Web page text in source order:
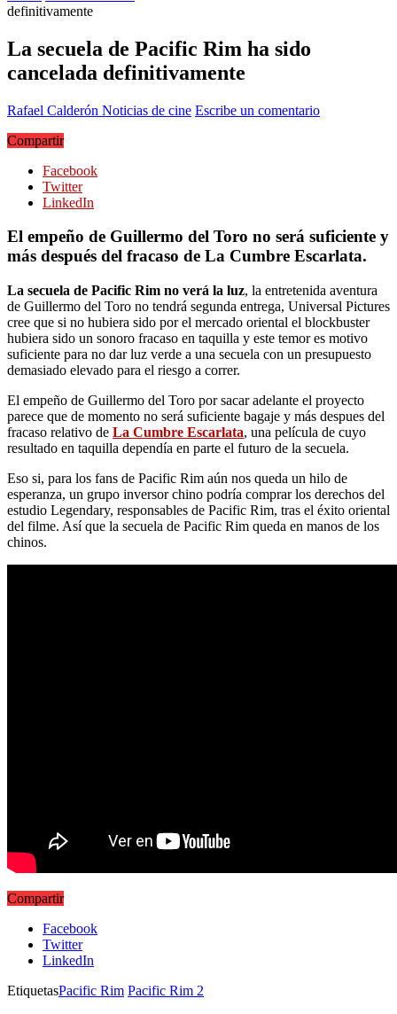
definitivamente
La secuela de Pacific Rim ha sido
cancelada definitivamente
Rafael Calderón Noticias de cine Escribe un comentario
Compartir
Facebook
Twitter
LinkedIn
El empeño de Guillermo del Toro no será suficiente y
más después del fracaso de La Cumbre Escarlata.
La secuela de Pacific Rim no verá la luz, la entretenida aventura
de Guillermo del Toro no tendrá segunda entrega, Universal Pictures
cree que si no hubiera sido por el mercado oriental el blockbuster
hubiera sido un sonoro fracaso en taquilla y este temor es motivo
suficiente para no dar luz verde a una secuela con un presupuesto
demasiado elevado para el riesgo a correr.
El empeño de Guillermo del Toro por sacar adelante el proyecto
parece que de momento no será suficiente bagaje y más despues del
fracaso relativo de La Cumbre Escarlata, una película de cuyo
resultado en taquilla dependía en parte el futuro de la secuela.
Eso si, para los fans de Pacific Rim aún nos queda un hilo de
esperanza, un grupo inversor chino podría comprar los derechos del
estudio Legendary, responsables de Pacific Rim, tras el éxito oriental
del filme. Así que la secuela de Pacific Rim queda en manos de los
chinos.
Compartir
Facebook
Twitter
LinkedIn
EtiquetasPacific Rim Pacific Rim 2